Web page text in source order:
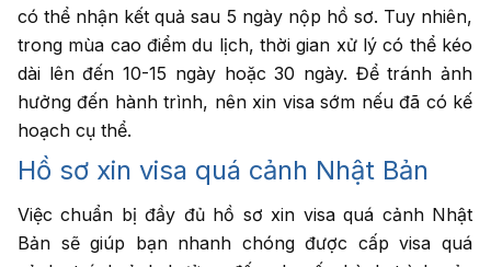
có thể nhận kết quả sau 5 ngày nộp hồ sơ. Tuy nhiên,
trong mùa cao điểm du lịch, thời gian xử lý có thể kéo
dài lên đến 10-15 ngày hoặc 30 ngày. Để tránh ảnh
hưởng đến hành trình, nên xin visa sớm nếu đã có kế
hoạch cụ thể.
Hồ sơ xin visa quá cảnh Nhật Bản
Việc chuẩn bị đầy đủ hồ sơ xin visa quá cảnh Nhật
Bản sẽ giúp bạn nhanh chóng được cấp visa quá